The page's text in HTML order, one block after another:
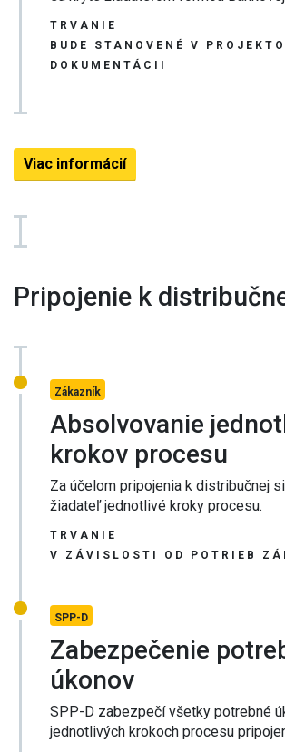
TRVANIE
BUDE STANOVENÉ V
DOKUMENTÁCII
Viac informácií
Pripojenie k
Zákazník
Absolvovanie
krokov procesu
Za účelom pripojenia k distribučnej
žiadateľ jednotlivé kroky procesu.
TRVANIE
V ZÁVISLOSTI OD POTRIEB
SPP-D
Zabezpečenie
úkonov
SPP-D zabezpečí všetky potrebné
jednotlivých krokoch procesu